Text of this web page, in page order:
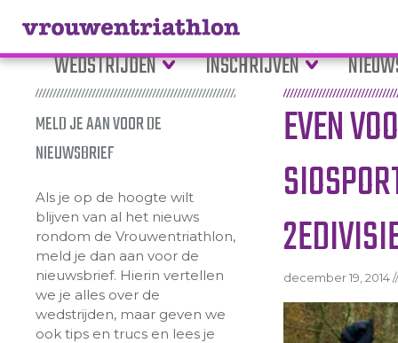
WEDSTRIJDEN INSCHRIJVEN
MELD JE AAN VOOR DE
NIEUWSBRIEF
Als je op de hoogte wilt
blijven van al het nieuws
rondom de Vrouwentriathlon,
meld je dan aan voor de
nieuwsbrief. Hierin vertellen
we je alles over de
wedstrijden, maar geven we
ook tips en trucs en lees je
EVEN
december 19, 2014 //